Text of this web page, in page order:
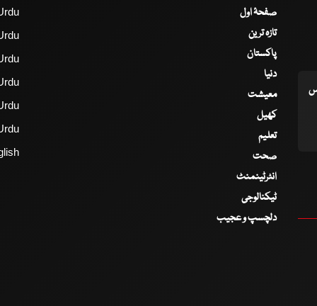
صفحۂ اول
تازہ ترین
پاکستان
دنیا
معیشت
کھیل
تعلیم
صحت
انٹرٹینمنٹ
ٹیکنالوجی
دلچسپ و عجیب